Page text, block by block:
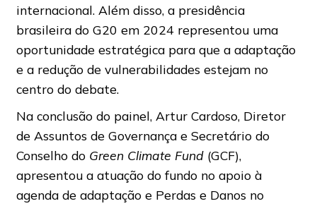
internacional. Além disso, a presidência
brasileira do G20 em 2024 representou uma
oportunidade estratégica para que a adaptação
e a redução de vulnerabilidades estejam no
centro do debate.
Na conclusão do painel, Artur Cardoso, Diretor
de Assuntos de Governança e Secretário do
Conselho do Green Climate Fund(GCF),
apresentou a atuação do fundo no apoio à
agenda de adaptação e Perdas e Danos no